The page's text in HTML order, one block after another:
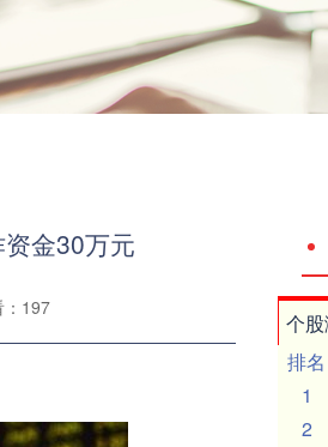
金30万元
：197
个
排名
1
2